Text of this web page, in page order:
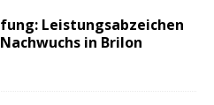
Leistungsabzeichen
in Brilon